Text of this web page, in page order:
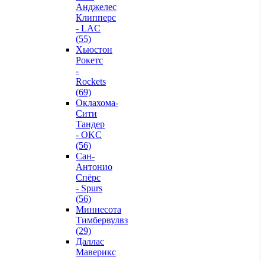
Анджелес
Клипперс
- LAC
(55)
Хьюстон
Рокетс
-
Rockets
(69)
Оклахома-
Сити
Тандер
- OKC
(56)
Сан-
Антонио
Спёрс
- Spurs
(56)
Миннесота
Тимбервулвз
(29)
Даллас
Маверикс